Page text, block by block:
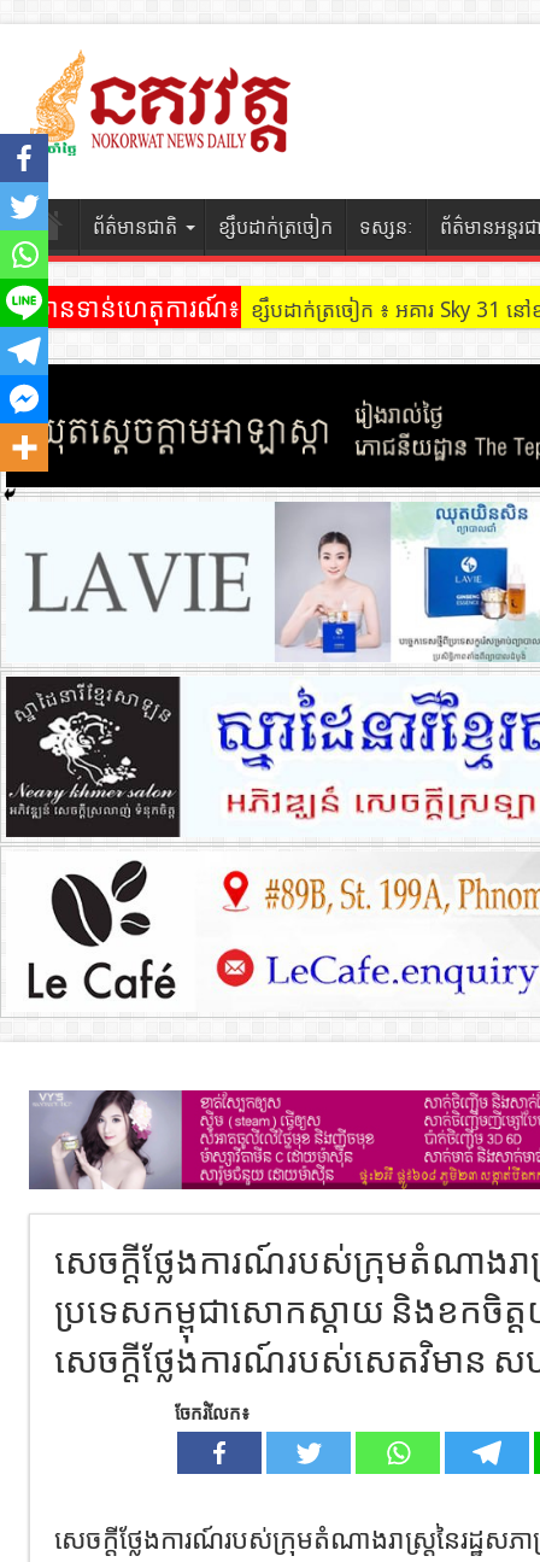
ព័ត៌មានជាតិ ខ្សឹបដាក់ត្រចៀក ទស្សនៈ ព័ត៌មានអន្តរជ
ព័ត៌មានទាន់ហេតុការណ៍៖ ខ្សឹបដាក់ត្រចៀក ៖ អគារ Sky 31
សេចក្តីថ្លែងការណ៍របស់ក្រុមតំណាងរាស្
ប្រទេសកម្ពុជាសោកស្តាយ និងខកចិត្ត
សេចក្តីថ្លែងការណ៍របស់សេតវិមាន សហ
ចែករំលែក៖
សេចក្តីថ្លែងការណ៍របស់ក្រុមតំណាងរាស្ត្រនៃរដ្ឋស